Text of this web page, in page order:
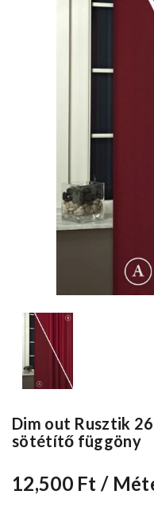
Dim out Rusztik
sötétítő függöny
12,500 Ft/